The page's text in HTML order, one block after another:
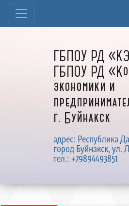
ГБПОУ РД
ГБПОУ РД
экономики и
г. Буйнакск
адрес: Республика
город Буйнакск, ул.
тел.: +79894493851